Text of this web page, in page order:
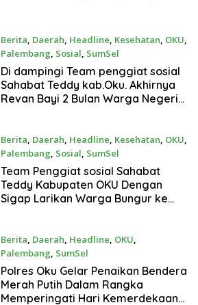
Berita, Daerah, Headline, Kesehatan, OKU,
Palembang, Sosial, SumSel
21 Agustus 2024
Di dampingi Team penggiat sosial
Sahabat Teddy kab.Oku. Akhirnya
Revan Bayi 2 Bulan Warga Negeri
Pemerintah
Berita, Daerah, Headline, Kesehatan, OKU,
Palembang, Sosial, SumSel
19 Agustus 2024
Team Penggiat sosial Sahabat
Teddy Kabupaten OKU Dengan
Sigap Larikan Warga Bungur ke
Berita, Daerah, Headline, OKU,
Palembang, SumSel
17 Agustus 2024
Polres Oku Gelar Penaikan Bendera
Merah Putih Dalam Rangka
Memperingati Hari Kemerdekaan